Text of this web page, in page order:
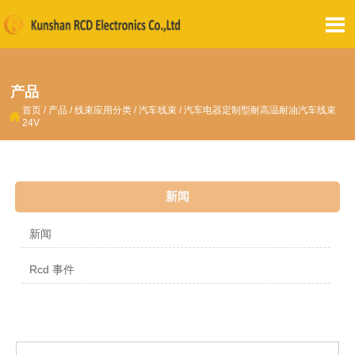

产品
 首页 / 产品 /线束应用分类 /汽车线束 /汽车电器定制型耐高温耐油汽车线束
24V
新闻
新闻
Rcd 事件